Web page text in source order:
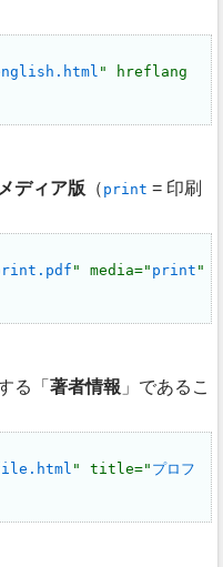
" hreflang
ディア版 （ print = 印刷
" media=" print "
る 著者情報
であるこ
" title=" プロフ